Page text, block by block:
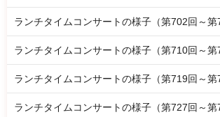
ランチタイムコンサートの様子（第702回～第
ランチタイムコンサートの様子（第710回～第
ランチタイムコンサートの様子（第719回～第
ランチタイムコンサートの様子（第727回～第